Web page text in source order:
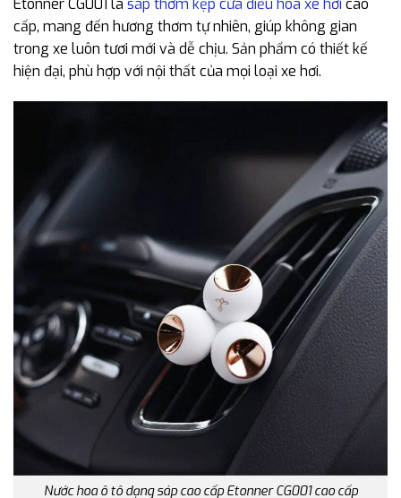
Etonner CG001 là sáp thơm kẹp cửa điều hòa xe hơi cao
cấp, mang đến hương thơm tự nhiên, giúp không gian
trong xe luôn tươi mới và dễ chịu. Sản phẩm có thiết kế
hiện đại, phù hợp với nội thất của mọi loại xe hơi.
Nước hoa ô tô dạng sáp cao cấp Etonner CG001 cao cấp